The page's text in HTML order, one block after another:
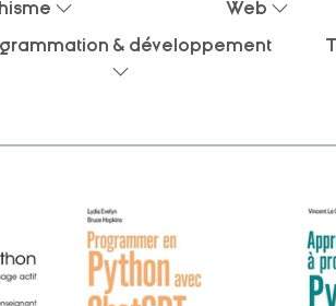
Web
& développement